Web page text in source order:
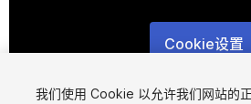
Cookie设置
1/5
我们使用 Cookie 以允许我们网站的